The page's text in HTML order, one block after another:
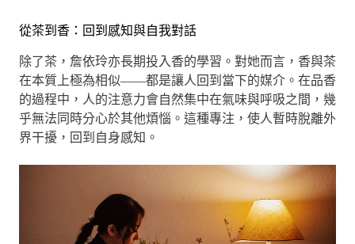
從茶到香：回到感知與自我對話
除了茶，詹依玲亦長期投入香的學習。對她而言，香與茶
在本質上極為相似——都是讓人回到當下的媒介。在品香
的過程中，人的注意力會自然集中在氣味與呼吸之間，幾
乎無法同時分心於其他煩惱。這種專注，使人暫時脫離外
界干擾，回到自身感知。